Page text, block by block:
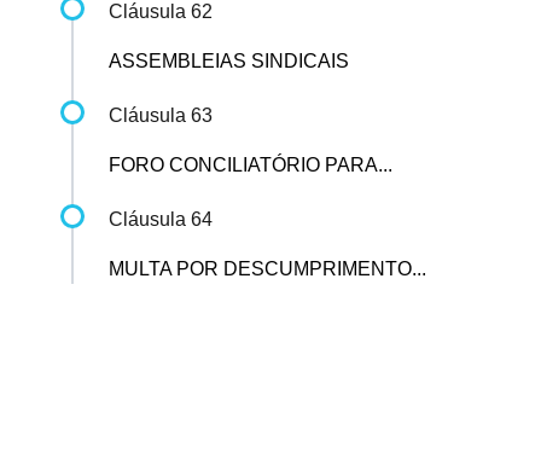
Cláusula 62
ASSEMBLEIAS SINDICAIS
Cláusula 63
FORO CONCILIATÓRIO PARA...
Cláusula 64
MULTA POR DESCUMPRIMENTO...